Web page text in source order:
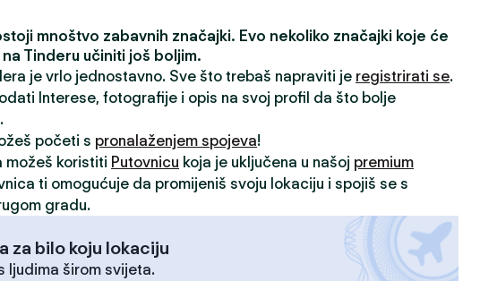
mnoštvo zabavnih značajki. Evo nekoliko značajki koje će
Tinderu učiniti još boljim.
je vrlo jednostavno. Sve što trebaš napraviti je registrirati se.
Interese, fotografije i opis na svoj profil da što bolje
početi s pronalaženjem spojeva!
možeš koristiti Putovnicu koja je uključena u našoj premium
ti omogućuje da promijeniš svoju lokaciju i spojiš se s
gradu.
za bilo koju lokaciju
ljudima širom svijeta.